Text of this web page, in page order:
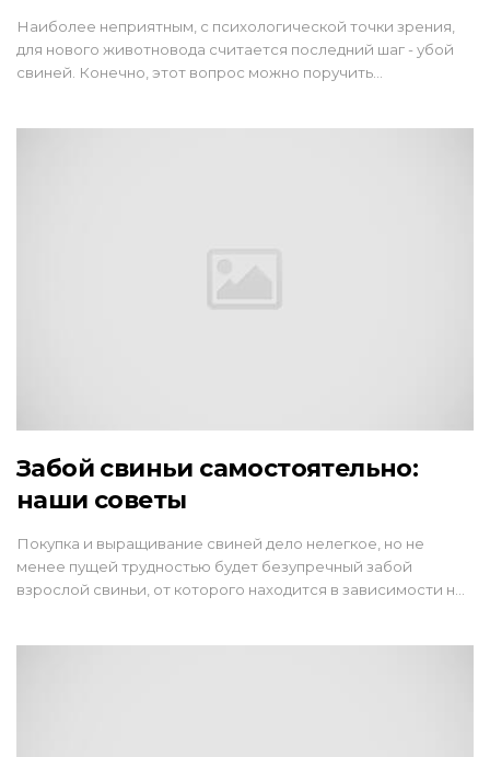
Наиболее неприятным, с психологической точки зрения,
для нового животновода считается последний шаг - убой
свиней. Конечно, этот вопрос можно поручить…
Забой свиньи самостоятельно:
наши советы
Покупка и выращивание свиней дело нелегкое, но не
менее пущей трудностью будет безупречный забой
взрослой свиньи, от которого находится в зависимости н…